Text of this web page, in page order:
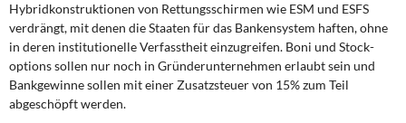
Hybridkonstruktionen von Rettungsschirmen wie ESM und ESFS
verdrängt, mit denen die Staaten für das Bankensystem haften, ohne
in deren institutionelle Verfasstheit einzugreifen. Boni und Stock-
options sollen nur noch in Gründerunternehmen erlaubt sein und
Bankgewinne sollen mit einer Zusatzsteuer von 15% zum Teil
abgeschöpft werden.